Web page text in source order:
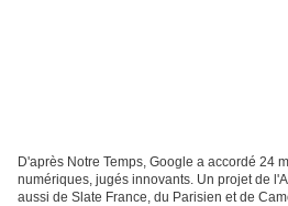
D'après Notre Temps, Google a accordé 24
numériques, jugés innovants. Un projet de
aussi de Slate France, du Parisien et de